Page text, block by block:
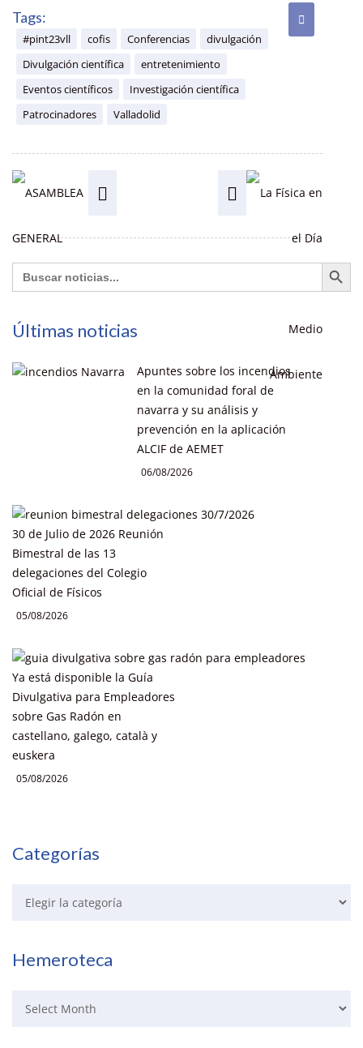
Tags:
#pint23vll cofis Conferencias
divulgación
Divulgación científica
entretenimiento
Eventos científicos
Investigación científica
Patrocinadores
Valladolid
Buscar: Botón de
Últimas noticias
Apuntes sobre los incendios
en la comunidad foral de
navarra y su análisis y
prevención en la aplicación
ALCIF de AEMET
06/08/2026
30 de Julio de 2026 Reunión
Bimestral de las 13
delegaciones del Colegio
Oficial de Físicos
05/08/2026
Ya está disponible la Guía
Divulgativa para Empleadores
sobre Gas Radón en
castellano, galego, català y
euskera
05/08/2026
Categorías
Hemeroteca